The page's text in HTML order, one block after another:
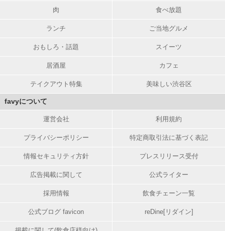
肉 食べ放題
ランチ ご当地グルメ
おもしろ・話題 スイーツ
居酒屋 カフェ
テイクアウト特集 美味しい渋谷区
favyについて
運営会社 利用規約
プライバシーポリシー 特定商取引法に基づく表記
情報セキュリティ方針 プレスリリース受付
広告掲載に関して 公式ライター
採用情報 飲食チェーン一覧
公式ブログ favicon reDine[リダイン]